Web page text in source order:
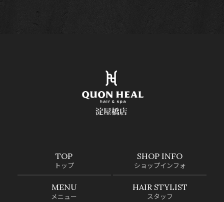
TOP
トップ
SHOP INFO
ショップインフォ
MENU
メニュー
HAIR STYLIST
スタッフ